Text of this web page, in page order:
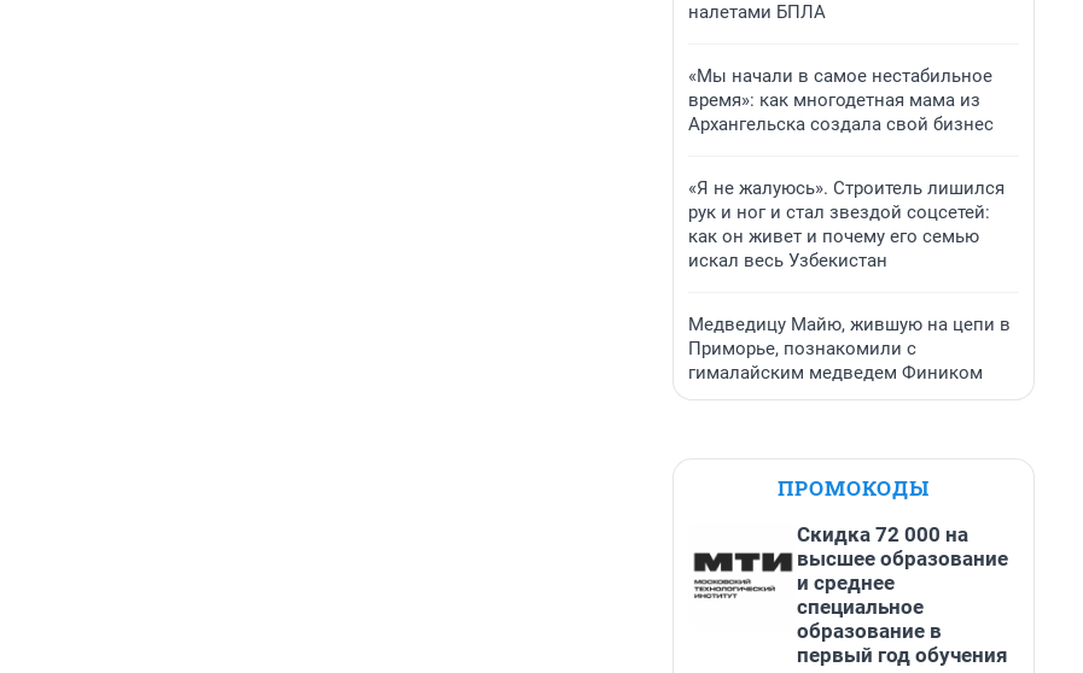
налетами БПЛА
«Мы начали в самое нестабильное
время»: как многодетная мама из
Архангельска создала свой бизнес
«Я не жалуюсь». Строитель лишился
рук и ног и стал звездой соцсетей:
как он живет и почему его семью
искал весь Узбекистан
Медведицу Майю, жившую на цепи в
Приморье, познакомили с
гималайским медведем Фиником
ПРОМОКОДЫ
Скидка 72 000 на
высшее образование
и среднее
специальное
образование в
первый год обучения